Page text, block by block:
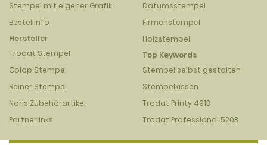
Stempel mit eigener Grafik
Bestellinfo
Hersteller
Trodat Stempel
Colop Stempel
Reiner Stempel
Noris Zubehörartikel
Partnerlinks
Datumsstempel
Firmenstempel
Holzstempel
Top Keywords
Stempel selbst gestalten
Stempelkissen
Trodat Printy 4913
Trodat Professional 5203